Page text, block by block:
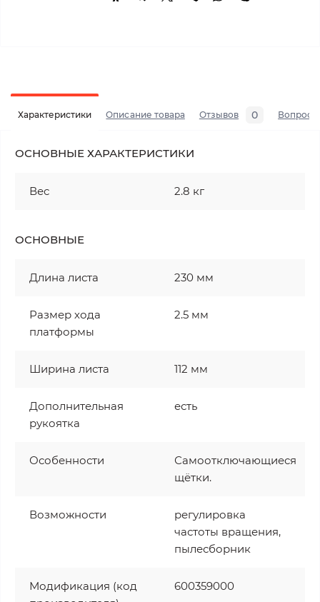
Характеристики Описание товара Отзывов 0 Вопросы
ОСНОВНЫЕ ХАРАКТЕРИСТИКИ
Вес 2.8 кг
ОСНОВНЫЕ
Длина листа 230 мм
Размер хода
платформы
2.5 мм
Ширина листа 112 мм
Дополнительная
рукоятка
есть
Особенности
Самоотключающиеся
щётки.
Возможности
регулировка
частоты вращения,
пылесборник
Модификация (код
600359000